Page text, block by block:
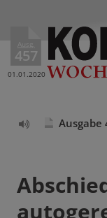
Ausg.
457
01.01.2020
Ausgabe